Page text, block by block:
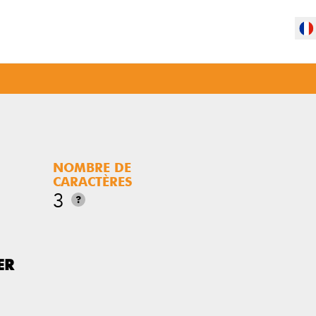
NOMBRE DE
CARACTÈRES
3 ?